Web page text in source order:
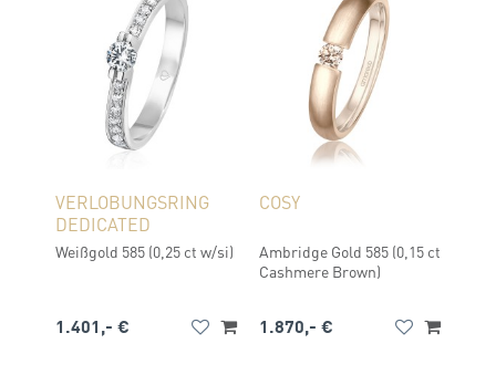
VERLOBUNGSRING
DEDICATED
Weißgold 585 (0,25 ct w/si)
1.401,- €
COSY
Ambridge Gold 585 (0,15 ct
Cashmere Brown)
1.870,- €